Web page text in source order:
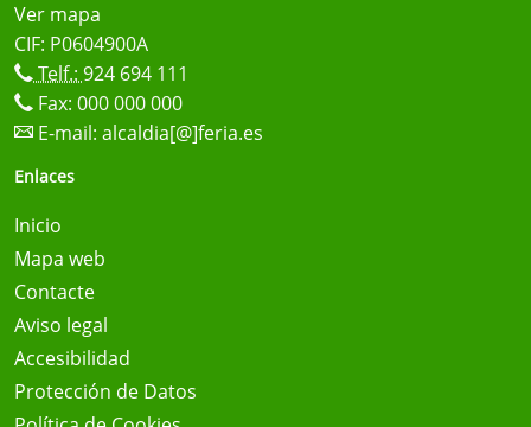
Ver mapa
CIF: P0604900A
Telf.: 924 694 111
Fax: 000 000 000
E-mail: alcaldia[@]feria.es
Enlaces
Inicio
Mapa web
Contacte
Aviso legal
Accesibilidad
Protección de Datos